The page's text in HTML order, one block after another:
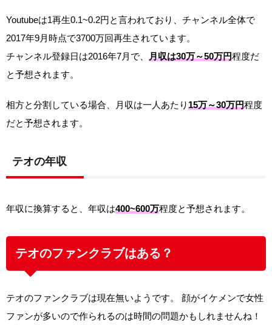
Youtubeは1再生0.1~0.2円と言われており、チャンネル全体で
2017年9月時点で3700万回再生されています。
チャンネル登録日は2016年7月で、 月収は30万～50万円程度だ
と予想されます。
相方と分割している場合、月収は一人あたり15万～30万円程度
だと予想されます。
テオの年収
年収に換算すると、年収は400~600万程度と予想されます。
テオのファンクラブはある？
テオのファンクラブは現在無いようです。 顔がイケメンで女性
ファンが多いので作られるのは時間の問題かもしれませんね！